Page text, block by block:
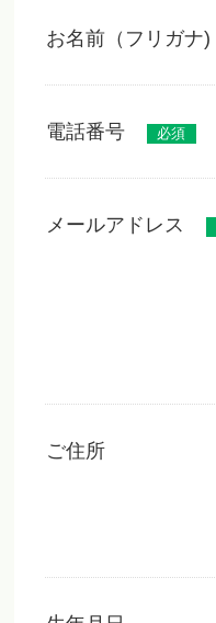
お名前（フリガナ)
電話番号 必須
メールアドレス
ご住所